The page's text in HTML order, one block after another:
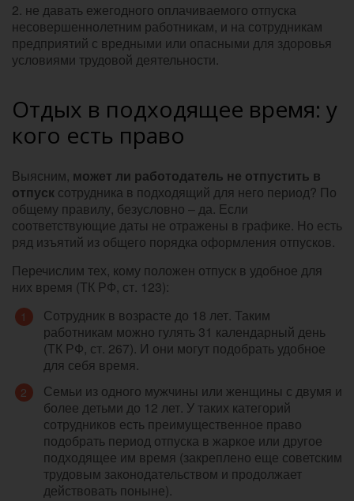
2. не давать ежегодного оплачиваемого отпуска
несовершеннолетним работникам, и на сотрудникам
предприятий с вредными или опасными для здоровья
условиями трудовой деятельности.
Отдых в подходящее время: у
кого есть право
Выясним, может ли работодатель не отпустить в
отпуск сотрудника в подходящий для него период? По
общему правилу, безусловно – да. Если
соответствующие даты не отражены в графике. Но есть
ряд изъятий из общего порядка оформления отпусков.
Перечислим тех, кому положен отпуск в удобное для
них время (ТК РФ, ст. 123):
Сотрудник в возрасте до 18 лет. Таким
работникам можно гулять 31 календарный день
(ТК РФ, ст. 267). И они могут подобрать удобное
для себя время.
Семьи из одного мужчины или женщины с двумя и
более детьми до 12 лет. У таких категорий
сотрудников есть преимущественное право
подобрать период отпуска в жаркое или другое
подходящее им время (закреплено еще советским
трудовым законодательством и продолжает
действовать поныне).